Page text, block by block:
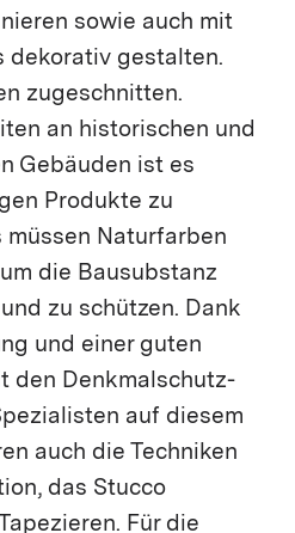
sowie auch mit
dekorativ gestalten.
zugeschnitten.
an historischen und
Gebäuden ist es
Produkte zu
müssen Naturfarben
die Bausubstanz
zu schützen. Dank
und einer guten
den Denkmalschutz-
auf diesem
auch die Techniken
das Stucco
Für die